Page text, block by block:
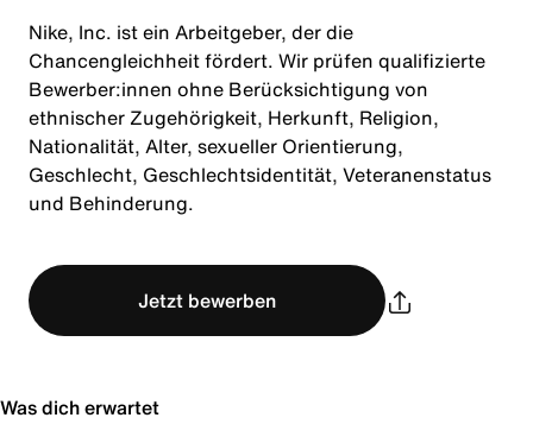
Nike, Inc. ist ein Arbeitgeber, der die
Chancengleichheit fördert. Wir prüfen qualifizierte
Bewerber:innen ohne Berücksichtigung von
ethnischer Zugehörigkeit, Herkunft, Religion,
Nationalität, Alter, sexueller Orientierung,
Geschlecht, Geschlechtsidentität, Veteranenstatus
und Behinderung.
Jetzt bewerben
Was dich erwartet